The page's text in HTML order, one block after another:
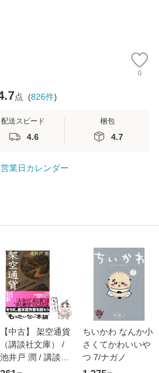
0
点 (826件)
配送スピード
4.6
梱包
4.7
営業日カレンダー
【中古】 架空通貨
（講談社文庫） /
池井戸 潤 / 講談社
[文庫]【メール便送
ちいかわ なんか小
さくてかわいいや
つ 7/ナガノ